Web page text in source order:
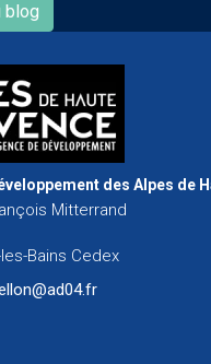
blog
des Alpes de
Mitterrand
Bains Cedex